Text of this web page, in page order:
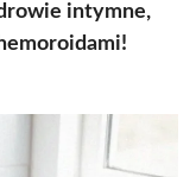
intymne,